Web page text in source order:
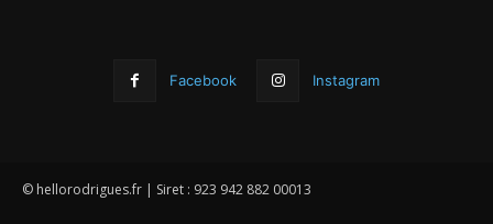
Facebook Instagram
© hellorodrigues.fr | Siret : 923 942 882 00013